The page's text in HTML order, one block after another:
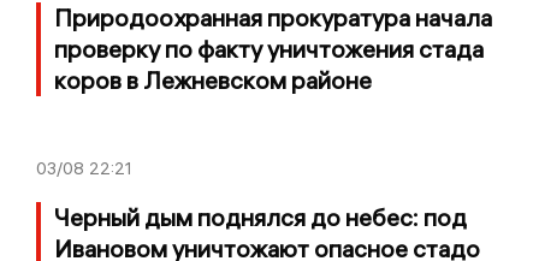
Природоохранная прокуратура начала
проверку по факту уничтожения стада
коров в Лежневском районе
03/08 22:21
Черный дым поднялся до небес: под
Ивановом уничтожают опасное стадо